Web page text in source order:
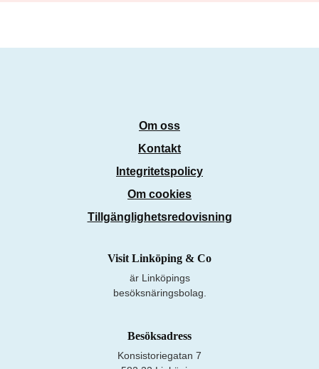
Om oss
Kontakt
Integritetspolicy
Om cookies
Tillgänglighetsredovisning
Visit Linköping & Co
är Linköpings
besöksnäringsbolag.
Besöksadress
Konsistoriegatan 7